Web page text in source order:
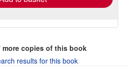
more copies of this book
results for this book